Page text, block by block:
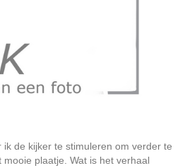
de kijker te stimuleren om verder te
plaatje. Wat is het verhaal